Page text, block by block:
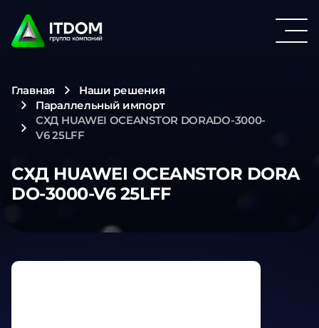
Главная
Наши решения
Параллельный импорт
СХД HUAWEI OCEANSTOR DORADO-3000-
V6 25LFF
СХД HUAWEI OCEANSTOR DORA
DO-3000-V6 25LFF